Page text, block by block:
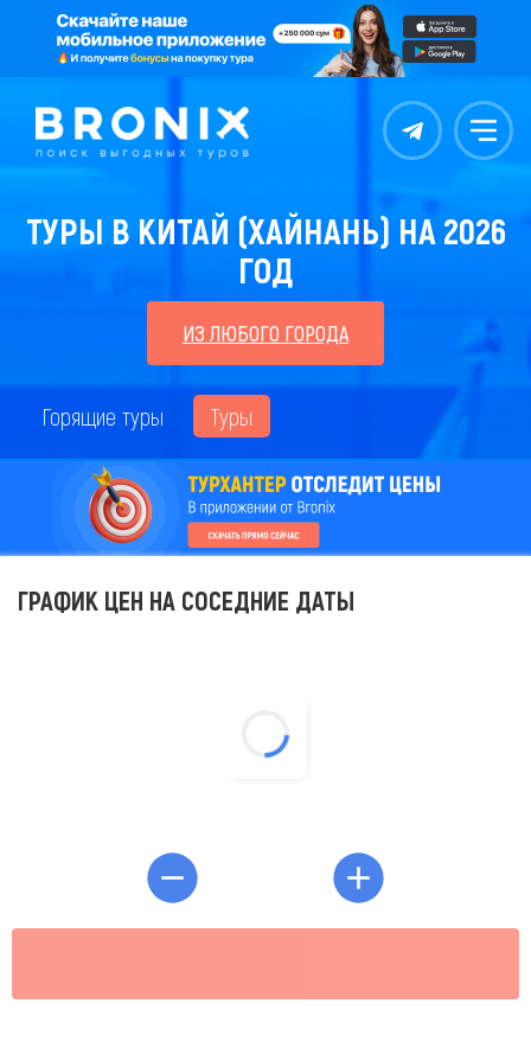
Контакты Меню
ТУРЫ В КИТАЙ (ХАЙНАНЬ) НА 2026
ГОД
ИЗ ЛЮБОГО ГОРОДА
Горящие туры Туры
ГРАФИК ЦЕН НА СОСЕДНИЕ ДАТЫ